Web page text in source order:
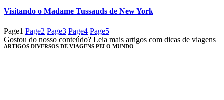
Visitando o Madame Tussauds de New York
Page1 Page2 Page3 Page4 Page5
Gostou do nosso conteúdo? Leia mais artigos com dicas de viagens
ARTIGOS DIVERSOS DE VIAGENS PELO MUNDO​